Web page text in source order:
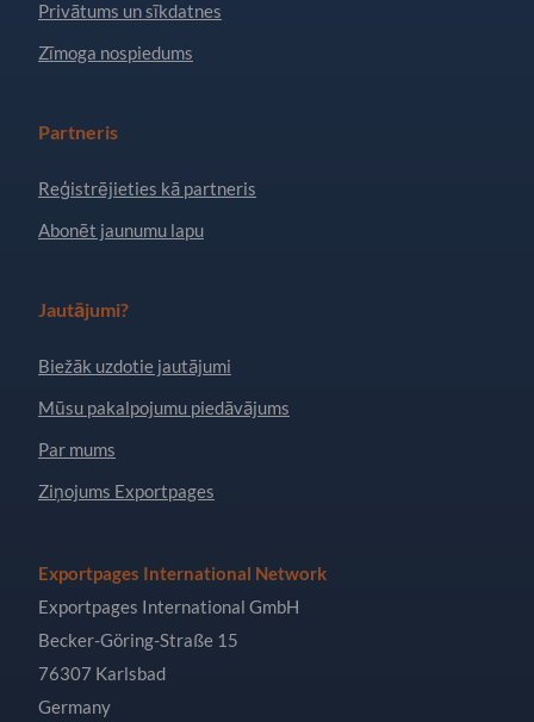
Privātums un sīkdatnes
Zīmoga nospiedums
Partneris
Reģistrējieties kā partneris
Abonēt jaunumu lapu
Jautājumi?
Biežāk uzdotie jautājumi
Mūsu pakalpojumu piedāvājums
Par mums
Ziņojums Exportpages
Exportpages International Network
Exportpages International GmbH
Becker-Göring-Straße 15
76307 Karlsbad
Germany